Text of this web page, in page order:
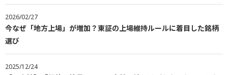
2026/02/27
今なぜ「地方上場」が増加？東証の上場維持ルールに着目した銘柄
選び
2025/12/24